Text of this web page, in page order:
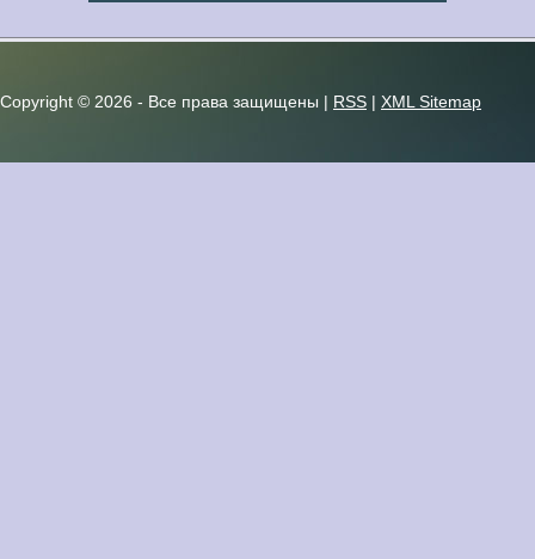
Copyright © 2026 - Все права защищены | RSS | XML Sitemap